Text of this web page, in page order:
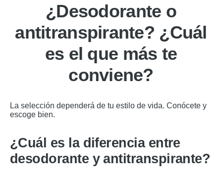
¿Desodorante o
antitranspirante? ¿Cuál
es el que más te
conviene?
La selección dependerá de tu estilo de vida. Conócete y
escoge bien.
¿Cuál es la diferencia entre
desodorante y antitranspirante?